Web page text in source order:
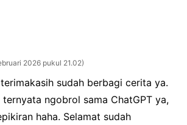
2026 pukul 21.02
sudah berbagi cerita ya.
ternyata ngobrol sama ChatGPT ya,
haha. Selamat sudah